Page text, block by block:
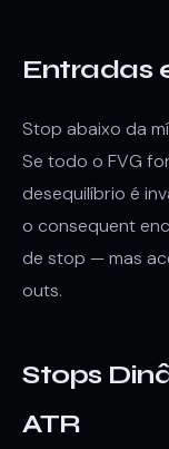
Entradas
Stop abaixo da
Se todo o FVG
desequilíbrio é
o consequent
de stop — mas
outs.
Stops
ATR